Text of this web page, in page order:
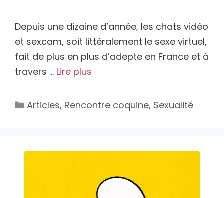
Depuis une dizaine d’année, les chats vidéo
et sexcam, soit littéralement le sexe virtuel,
fait de plus en plus d’adepte en France et à
travers … Lire plus
Catégories
Articles, Rencontre coquine, Sexualité